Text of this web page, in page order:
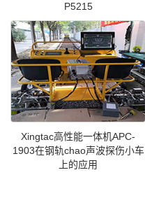
P5215
Xingtac高性能一体机APC-
1903在钢轨chao声波探伤小车
上的应用